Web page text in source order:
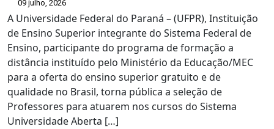
09 julho, 2026
A Universidade Federal do Paraná – (UFPR), Instituição
de Ensino Superior integrante do Sistema Federal de
Ensino, participante do programa de formação a
distância instituído pelo Ministério da Educação/MEC
para a oferta do ensino superior gratuito e de
qualidade no Brasil, torna pública a seleção de
Professores para atuarem nos cursos do Sistema
Universidade Aberta […]